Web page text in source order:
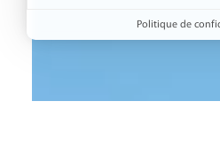
Politique de